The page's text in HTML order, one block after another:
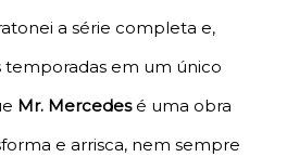
a série completa e,
temporadas em um único
Mr. Mercedesé uma obra
e arrisca, nem sempre